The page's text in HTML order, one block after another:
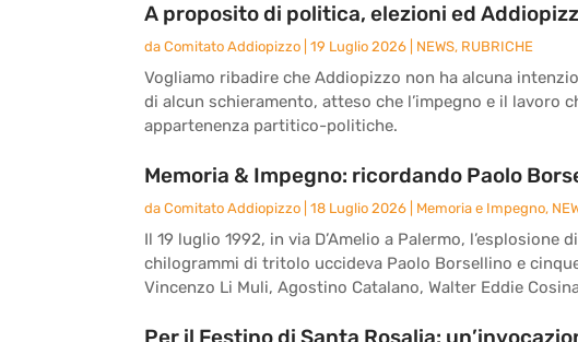
A proposito di politica, elezioni ed
da Comitato Addiopizzo 19 Luglio 2026 NEWS, RUBRICHE
Vogliamo ribadire che Addiopizzo non ha alcuna
di alcun schieramento, atteso che l’impegno e il lavoro
appartenenza partitico-politiche.
Memoria & Impegno: ricordando Paolo
da Comitato Addiopizzo 18 Luglio 2026 Memoria e Impegno,
Il 19 luglio 1992, in via D’Amelio a Palermo, l’esplosione
chilogrammi di tritolo uccideva Paolo Borsellino e
Vincenzo Li Muli, Agostino Catalano, Walter Eddie
Per il Festino di Santa Rosalia: